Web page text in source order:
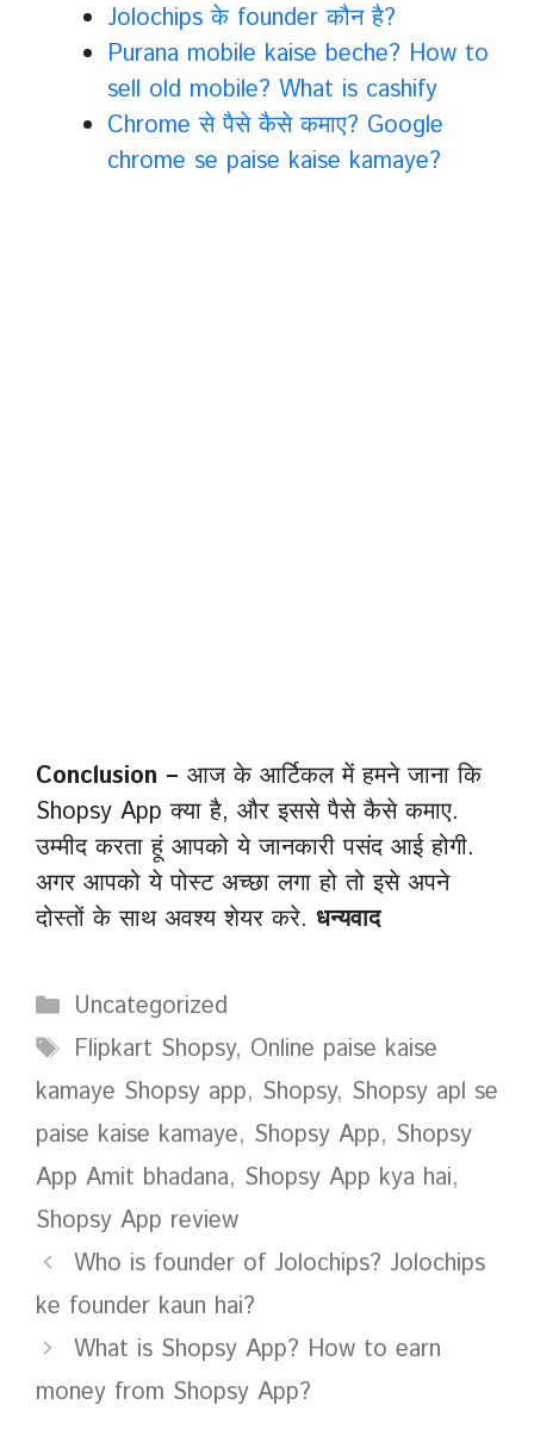
Jolochips के founder कौन है?
Purana mobile kaise beche? How to
sell old mobile? What is cashify
Chrome से पैसे कैसे कमाए? Google
chrome se paise kaise kamaye?
Conclusion – आज के आर्टिकल में हमने जाना कि
Shopsy App क्या है, और इससे पैसे कैसे कमाए.
उम्मीद करता हूं आपको ये जानकारी पसंद आई होगी.
अगर आपको ये पोस्ट अच्छा लगा हो तो इसे अपने
दोस्तों के साथ अवश्य शेयर करे. धन्यवाद
Categories
Uncategorized
Tags
Flipkart Shopsy, Online paise kaise
kamaye Shopsy app, Shopsy, Shopsy apl se
paise kaise kamaye, Shopsy App, Shopsy
App Amit bhadana, Shopsy App kya hai,
Shopsy App review
Who is founder of Jolochips? Jolochips
ke founder kaun hai?
What is Shopsy App? How to earn
money from Shopsy App?